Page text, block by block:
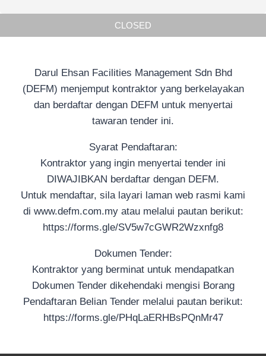
CLOSED
Darul Ehsan Facilities Management Sdn Bhd
(DEFM) menjemput kontraktor yang berkelayakan
dan berdaftar dengan DEFM untuk menyertai
tawaran tender ini.
Syarat Pendaftaran:
Kontraktor yang ingin menyertai tender ini
DIWAJIBKAN berdaftar dengan DEFM.
Untuk mendaftar, sila layari laman web rasmi kami
di www.defm.com.my atau melalui pautan berikut:
https://forms.gle/SV5w7cGWR2Wzxnfg8
Dokumen Tender:
Kontraktor yang berminat untuk mendapatkan
Dokumen Tender dikehendaki mengisi Borang
Pendaftaran Belian Tender melalui pautan berikut:
https://forms.gle/PHqLaERHBsPQnMr47